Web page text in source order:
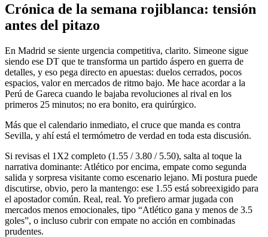
Crónica de la semana rojiblanca: tensión
antes del pitazo
En Madrid se siente urgencia competitiva, clarito. Simeone sigue
siendo ese DT que te transforma un partido áspero en guerra de
detalles, y eso pega directo en apuestas: duelos cerrados, pocos
espacios, valor en mercados de ritmo bajo. Me hace acordar a la
Perú de Gareca cuando le bajaba revoluciones al rival en los
primeros 25 minutos; no era bonito, era quirúrgico.
Más que el calendario inmediato, el cruce que manda es contra
Sevilla, y ahí está el termómetro de verdad en toda esta discusión.
Si revisas el 1X2 completo (1.55 / 3.80 / 5.50), salta al toque la
narrativa dominante: Atlético por encima, empate como segunda
salida y sorpresa visitante como escenario lejano. Mi postura puede
discutirse, obvio, pero la mantengo: ese 1.55 está sobreexigido para
el apostador común. Real, real. Yo prefiero armar jugada con
mercados menos emocionales, tipo “Atlético gana y menos de 3.5
goles”, o incluso cubrir con empate no acción en combinadas
prudentes.